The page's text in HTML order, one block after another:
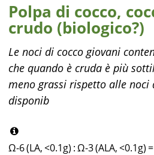
Polpa di cocco,
crudo (biologico?)
Le noci di cocco giovani
che quando è cruda è più
meno grassi rispetto alle noci
disponib
Ω-6 (LA, <0.1g) :Ω-3 (ALA, <0.1g) =